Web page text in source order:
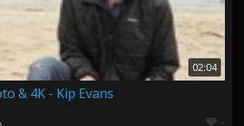
02:04
& 4K - Kip Evans
-